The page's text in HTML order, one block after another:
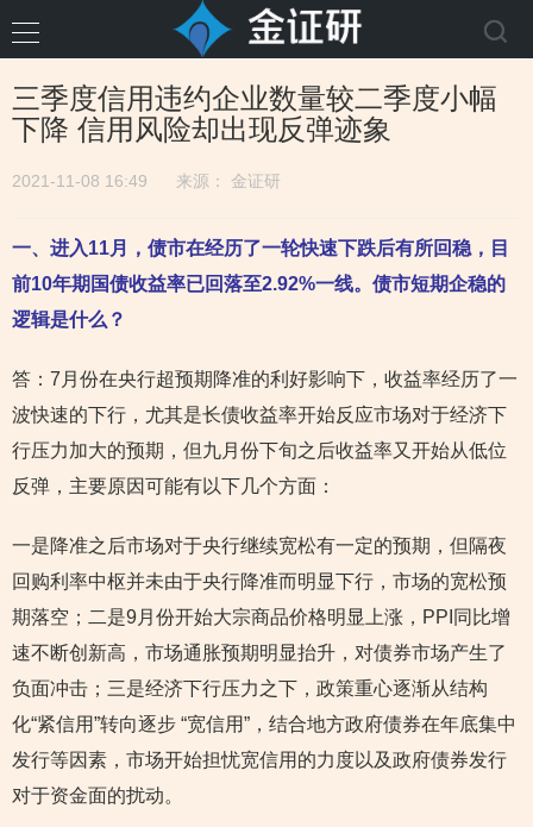
三季度信用违约企业数量较二季度小幅
下降 信用风险却出现反弹迹象
2021-11-08 16:49 来源： 金证研
一、进入11月，债市在经历了一轮快速下跌后有所回稳，目
前10年期国债收益率已回落至2.92%一线。债市短期企稳的
逻辑是什么？
答：7月份在央行超预期降准的利好影响下，收益率经历了一
波快速的下行，尤其是长债收益率开始反应市场对于经济下
行压力加大的预期，但九月份下旬之后收益率又开始从低位
反弹，主要原因可能有以下几个方面：
一是降准之后市场对于央行继续宽松有一定的预期，但隔夜
回购利率中枢并未由于央行降准而明显下行，市场的宽松预
期落空；二是9月份开始大宗商品价格明显上涨，PPI同比增
速不断创新高，市场通胀预期明显抬升，对债券市场产生了
负面冲击；三是经济下行压力之下，政策重心逐渐从结构
化“紧信用”转向逐步 “宽信用”，结合地方政府债券在年底集中
发行等因素，市场开始担忧宽信用的力度以及政府债券发行
对于资金面的扰动。